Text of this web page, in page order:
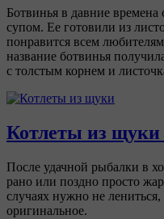
Ботвинья в давние
супом. Ее готовили из
понравится всем
название ботвинья
с толстым корнем и
Котлеты из щуки
После удачной рыбалки в
рано или поздно просто
случаях нужно не
оригинальное.